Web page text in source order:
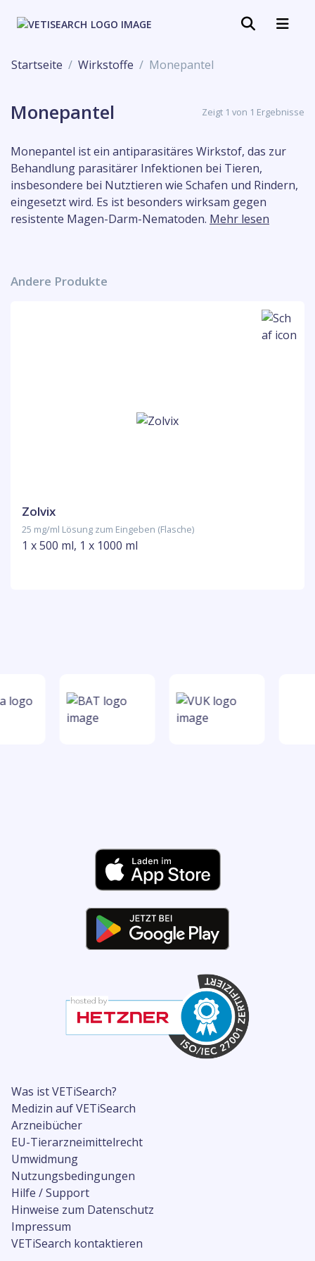
Startseite Wirkstoffe Monepantel
Monepantel Zeigt 1 von 1 Ergebnisse
Monepantel ist ein antiparasitäres Wirkstof, das zur
Behandlung parasitärer Infektionen bei Tieren,
insbesondere bei Nutztieren wie Schafen und Rindern,
eingesetzt wird. Es ist besonders wirksam gegen
resistente Magen-Darm-Nematoden. Mehr lesen
Andere Produkte
Zolvix
25 mg/ml Lösung zum Eingeben (Flasche)
1 x 500 ml, 1 x 1000 ml
Was ist VETiSearch?
Medizin auf VETiSearch
Arzneibücher
EU-Tierarzneimittelrecht
Umwidmung
Nutzungsbedingungen
Hilfe / Support
Hinweise zum Datenschutz
Impressum
VETiSearch kontaktieren